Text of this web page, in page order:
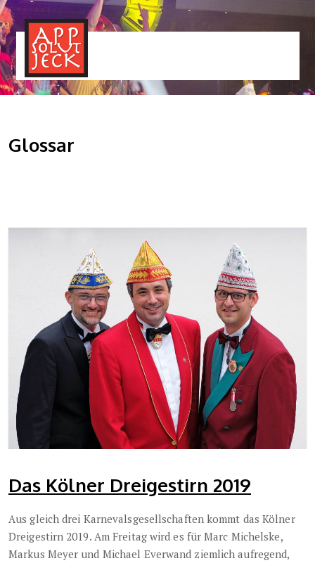
Glossar
Das Kölner Dreigestirn 2019
Aus gleich drei Karnevalsgesellschaften kommt das Kölner
Dreigestirn 2019. Am Freitag wird es für Marc Michelske,
Markus Meyer und Michael Everwand ziemlich aufregend,